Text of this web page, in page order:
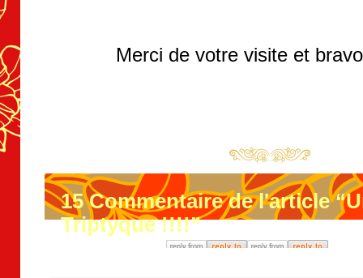
Merci de votre visite et
15Commentaire de l'article
Triptyque !!!!”